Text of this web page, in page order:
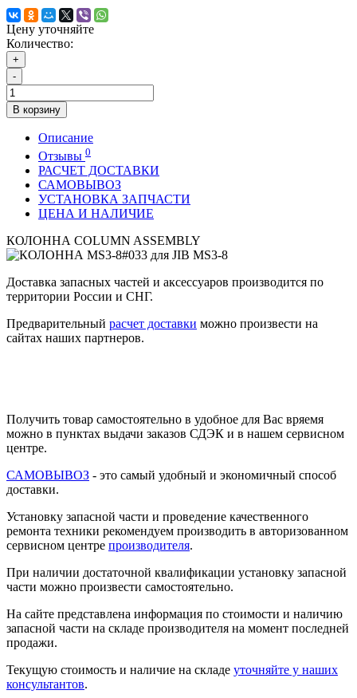
Цену уточняйте
Количество:
+
-
В корзину
Описание
Отзывы 0
РАСЧЕТ ДОСТАВКИ
САМОВЫВОЗ
УСТАНОВКА ЗАПЧАСТИ
ЦЕНА И НАЛИЧИЕ
КОЛОННА COLUMN ASSEMBLY
Доставка запасных частей и аксессуаров производится по
территории России и СНГ.
Предварительный расчет доставки можно произвести на
сайтах наших партнеров.
Получить товар самостоятельно в удобное для Вас вряемя
можно в пунктах выдачи заказов СДЭК и в нашем сервисном
центре.
САМОВЫВОЗ - это самый удобный и экономичный способ
доставки.
Установку запасной части и проведение качественного
ремонта техники рекомендуем производить в авторизованном
сервисном центре производителя.
При наличии достаточной квалификации установку запасной
части можно произвести самостоятельно.
На сайте представлена информация по стоимости и наличию
запасной части на складе производителя на момент последней
продажи.
Текущую стоимость и наличие на складе уточняйте у наших
консультантов.